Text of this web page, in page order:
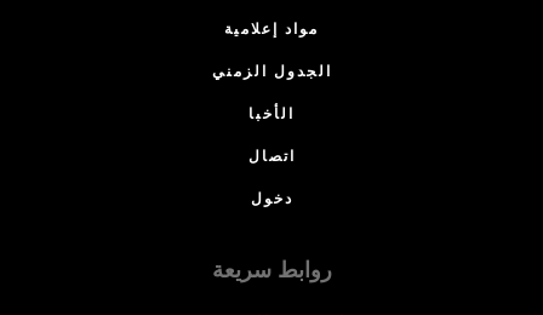
مواد إعلامية
الجدول الزمني
الأخبا
اتصال
دخول
روابط سريعة